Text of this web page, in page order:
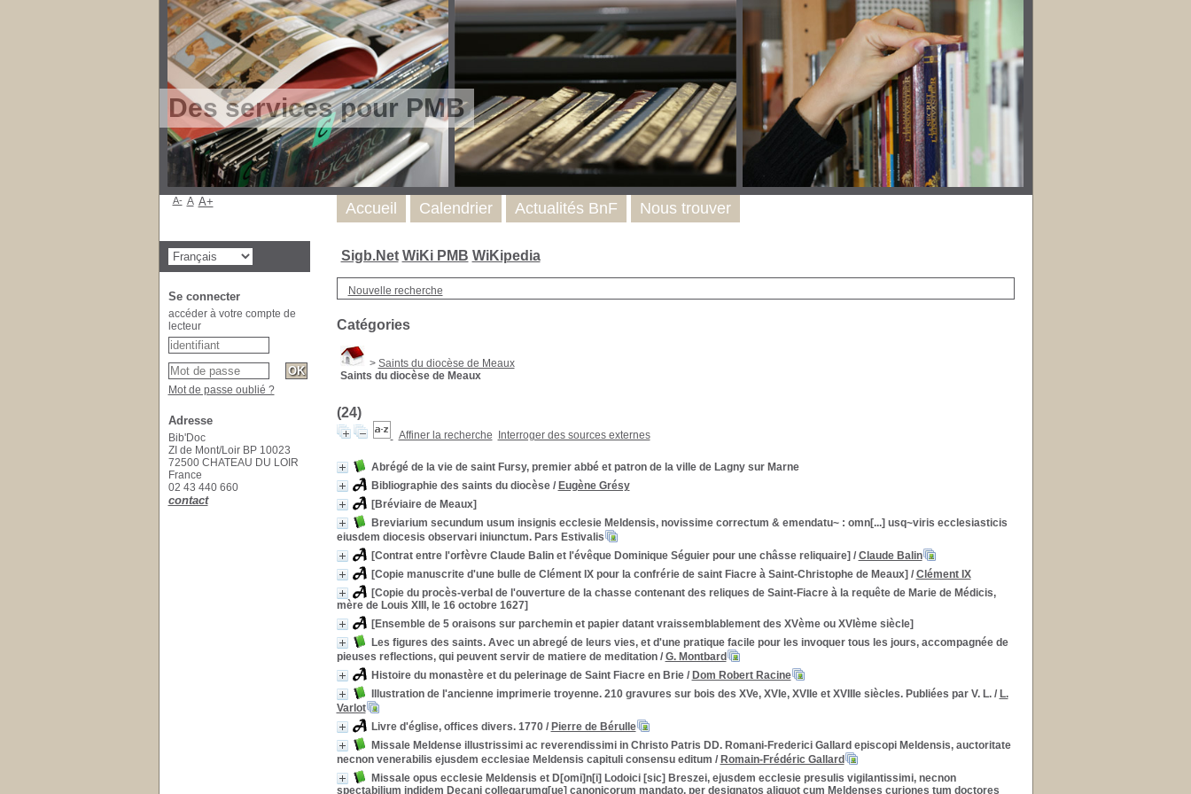
Des services pour PMB
Sigb.Net WiKi PMB WiKipedia
Nouvelle recherche
Catégories
> Saints du diocèse de Meaux
Saints du diocèse de Meaux
(24)
Affiner la recherche Interroger des sources externes
Abrégé de la vie de saint Fursy, premier abbé et patron de la ville de Lagny sur Marne
Bibliographie des saints du diocèse/ Eugène Grésy
[Bréviaire de Meaux]
Breviarium secundum usum insignis ecclesie Meldensis, novissime correctum & emendatu~ : omn[...] usq~viris ecclesiasticis
eiusdem diocesis observari iniunctum. Pars Estivalis
[Contrat entre l'orfèvre Claude Balin et l'évêque Dominique Séguier pour une châsse reliquaire] / Claude Balin
[Copie manuscrite d'une bulle de Clément IX pour la confrérie de saint Fiacre à Saint-Christophe de Meaux] / Clément IX
[Copie du procès-verbal de l'ouverture de la chasse contenant des reliques de Saint-Fiacre à la requête de Marie de Médicis,
mère de Louis XIII, le 16 octobre 1627]
[Ensemble de 5 oraisons sur parchemin et papier datant vraissemblablement des XVème ou XVIème siècle]
Les figures des saints. Avec un abregé de leurs vies, et d'une pratique facile pour les invoquer tous les jours, accompagnée de
pieuses reflections, qui peuvent servir de matiere de meditation/ G. Montbard
Histoire du monastère et du pelerinage de Saint Fiacre en Brie/ Dom Robert Racine
Illustration de l'ancienne imprimerie troyenne. 210 gravures sur bois des XVe, XVIe, XVIIe et XVIIIe siècles. Publiées par V. L./ L.
Varlot
Livre d'église, offices divers. 1770/ Pierre de Bérulle
Missale Meldense illustrissimi ac reverendissimi in Christo Patris DD. Romani-Frederici Gallard episcopi Meldensis, auctoritate
necnon venerabilis ejusdem ecclesiae Meldensis capituli consensu editum / Romain-Frédéric Gallard
Missale opus ecclesie Meldensis et D[omi]n[i] Lodoici [sic] Breszei, ejusdem ecclesie presulis vigilantissimi, necnon
spectabilium indidem Decani collegarumq[ue] canonicorum mandato, per designatos aliquot cum Meldenses curiones tum doctores
Accueil Calendrier Actualités BnF Nous trouver
A- A A+
Se connecter
accéder à votre compte de
lecteur
Mot de passe oublié ?
Adresse
Bib'Doc
ZI de Mont/Loir BP 10023
72500 CHATEAU DU LOIR
France
02 43 440 660
contact